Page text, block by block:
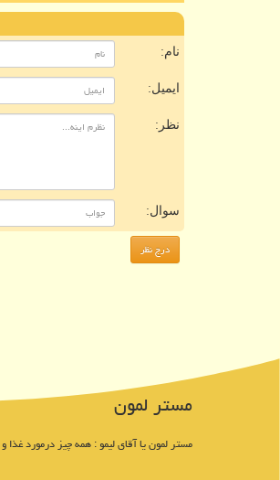
نام:
ایمیل:
نظر:
سوال:
مستر لمون
مستر لمون یا آقای لیمو : همه چیز درمورد